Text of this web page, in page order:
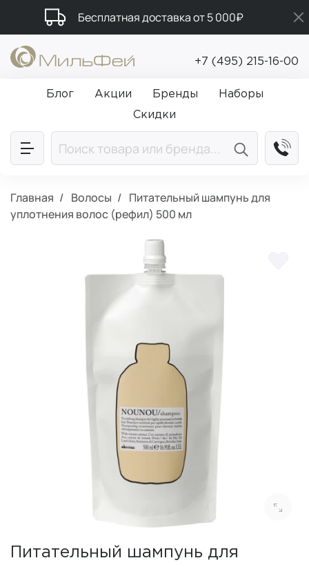
Бесплатная доставка от 5 000₽
Подарки в каждый заказ от 5 000₽
Промокод ПРИВЕТ
+7 (495) 215-16-00
Блог Акции Бренды
Наборы
Скидки
Главная Волосы
Питательный шампунь для
уплотнения волос (рефил) 500 мл
Питательный шампунь для